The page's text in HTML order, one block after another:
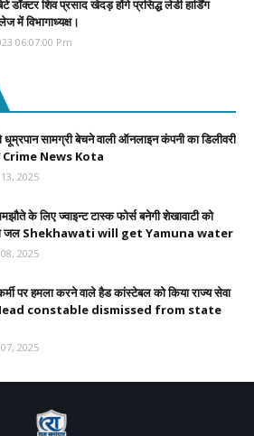
शिव प्रसाद खेदड़ होंगे प्रसिद्ध लेडी हार्डिंग
में विभागाध्यक्ष।
06:07:00 Pm
धूम्रपान सामग्री बेचने वाली ऑनलाइन कंपनी का डिलीवरी
Crime News Kota
2025
के लिए ज्वाइन्ट टास्क फोर्स बनेगी शेखावाटी को
जल Shekhawati will get Yamuna water
2025
पर हमला करने वाले हैड कांस्टेबल को किया राज्य सेवा
Head constable dismissed from state
2025